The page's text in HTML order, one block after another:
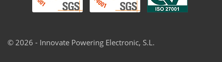
© 2026 - Innovate Powering Electronic, S.L.